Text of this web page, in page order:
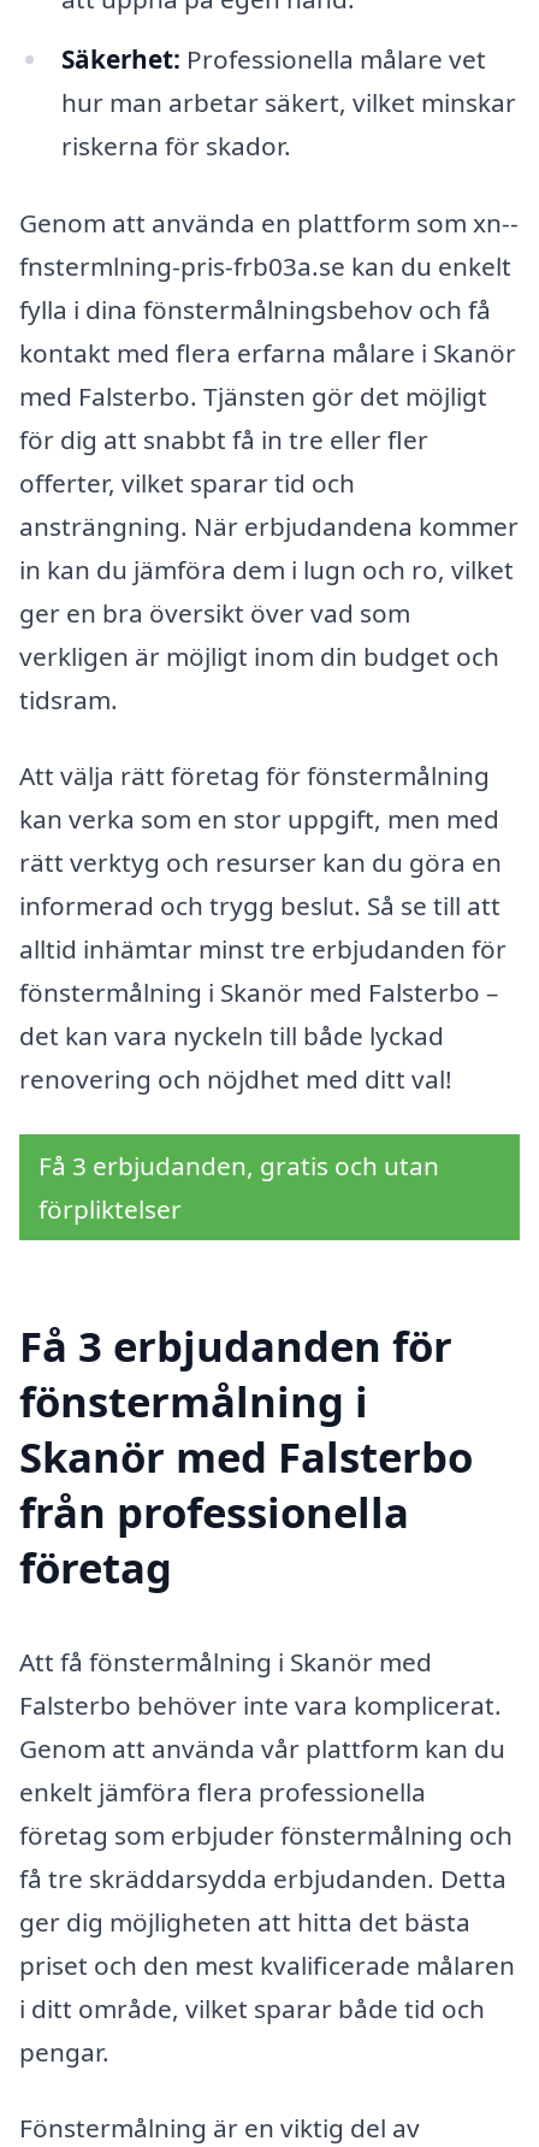
Säkerhet: Professionella målare vet
hur man arbetar säkert, vilket minskar
riskerna för skador.
Genom att använda en plattform som xn--
fnstermlning-pris-frb03a.se kan du enkelt
fylla i dina fönstermålningsbehov och få
kontakt med flera erfarna målare i Skanör
med Falsterbo. Tjänsten gör det möjligt
för dig att snabbt få in tre eller fler
offerter, vilket sparar tid och
ansträngning. När erbjudandena kommer
in kan du jämföra dem i lugn och ro, vilket
ger en bra översikt över vad som
verkligen är möjligt inom din budget och
tidsram.
Att välja rätt företag för fönstermålning
kan verka som en stor uppgift, men med
rätt verktyg och resurser kan du göra en
informerad och trygg beslut. Så se till att
alltid inhämtar minst tre erbjudanden för
fönstermålning i Skanör med Falsterbo –
det kan vara nyckeln till både lyckad
renovering och nöjdhet med ditt val!
Få 3 erbjudanden, gratis och utan
förpliktelser
Få 3 erbjudanden för
fönstermålning i
Skanör med Falsterbo
från professionella
företag
Att få fönstermålning i Skanör med
Falsterbo behöver inte vara komplicerat.
Genom att använda vår plattform kan du
enkelt jämföra flera professionella
företag som erbjuder fönstermålning och
få tre skräddarsydda erbjudanden. Detta
ger dig möjligheten att hitta det bästa
priset och den mest kvalificerade målaren
i ditt område, vilket sparar både tid och
pengar.
Fönstermålning är en viktig del av